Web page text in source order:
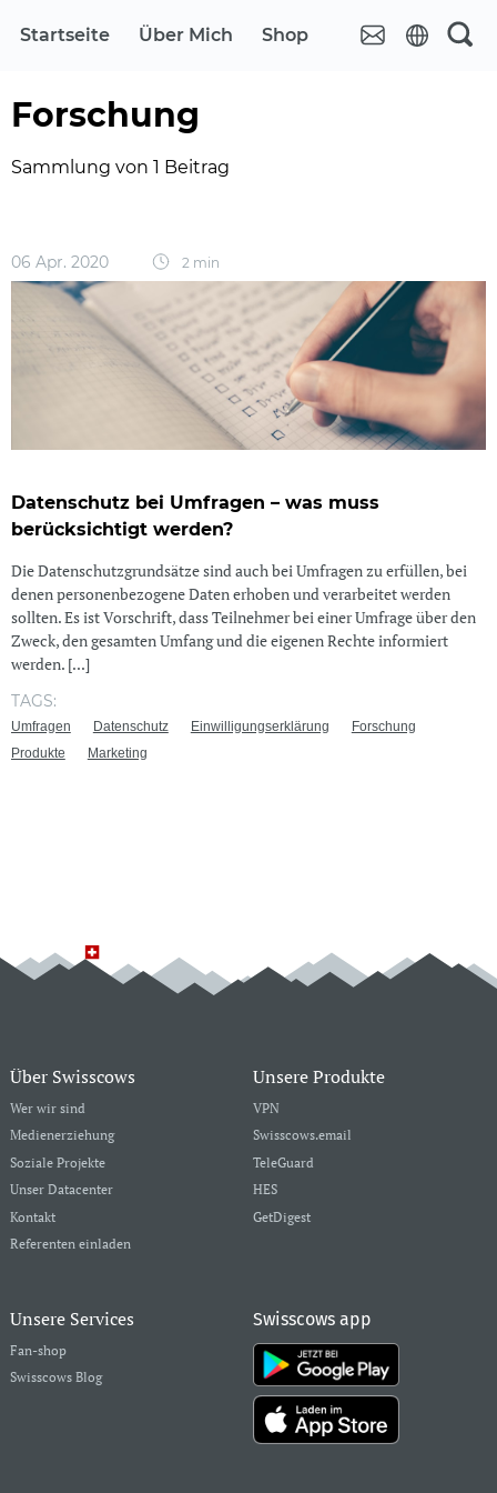
Startseite Über Mich Shop
Forschung
Sammlung von 1 Beitrag
06 Apr. 2020 2 min
Datenschutz bei Umfragen – was muss
berücksichtigt werden?
Die Datenschutzgrundsätze sind auch bei Umfragen zu erfüllen, bei
denen personenbezogene Daten erhoben und verarbeitet werden
sollten. Es ist Vorschrift, dass Teilnehmer bei einer Umfrage über den
Zweck, den gesamten Umfang und die eigenen Rechte informiert
werden. [...]
TAGS:
Umfragen Datenschutz Einwilligungserklärung
Forschung
Produkte
Marketing
Über Swisscows
Wer wir sind
Medienerziehung
Soziale Projekte
Unser Datacenter
Kontakt
Referenten einladen
Unsere Produkte
VPN
Swisscows.email
TeleGuard
HES
GetDigest
Unsere Services
Fan-shop
Swisscows Blog
Swisscows app